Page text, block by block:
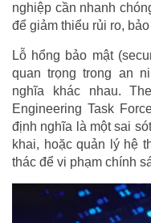
nghiệp cần nhanh
để giảm thiểu rủi ro,
Lỗ hổng bảo mật
quan trọng trong an
nghĩa khác nhau.
Engineering Task
định nghĩa là một sai
khai, hoặc quản lý hệ
thác để vi phạm chính